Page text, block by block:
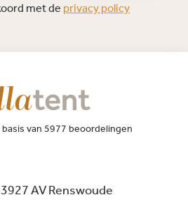
met de privacy policy
van 5977 beoordelingen
AV Renswoude